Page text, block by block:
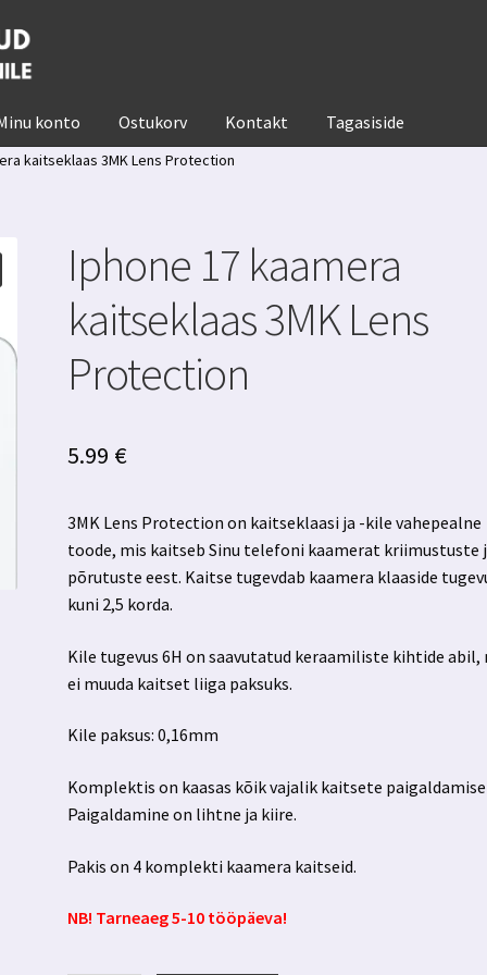
konto Ostukorv Kontakt Tagasiside
kaitseklaas 3MK Lens Protection
Iphone 17 kaamera
kaitseklaas 3MK Lens
Protection
5.99 €
3MK Lens Protection on kaitseklaasi ja -kile vahepealne
toode, mis kaitseb Sinu telefoni kaamerat kriimustuste
põrutuste eest. Kaitse tugevdab kaamera klaaside
kuni 2,5 korda.
Kile tugevus 6H on saavutatud keraamiliste kihtide abil,
ei muuda kaitset liiga paksuks.
Kile paksus: 0,16mm
Komplektis on kaasas kõik vajalik kaitsete
Paigaldamine on lihtne ja kiire.
Pakis on 4 komplekti kaamera kaitseid.
NB! Tarneaeg 5-10 tööpäeva!